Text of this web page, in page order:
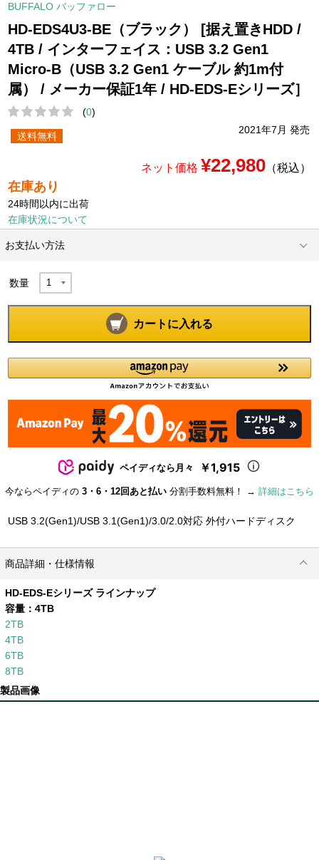
BUFFALO バッファロー
HD-EDS4U3-BE（ブラック） [据え置きHDD /
4TB / インターフェイス：USB 3.2 Gen1
Micro-B（USB 3.2 Gen1 ケーブル 約1m付
属） / メーカー保証1年 / HD-EDS-Eシリーズ］
(0)
2021年7月 発売
送料無料
ネット価格 ¥22,980（税込）
在庫あり
24時間以内に出荷
在庫状況について
お支払い方法
数量
カートに入れる
ペイディなら月々 ￥1,915
今ならペイディの 3・6・12回あと払い 分割手数料無料！ → 詳細はこちら
USB 3.2(Gen1)/USB 3.1(Gen1)/3.0/2.0対応 外付ハードディスク
商品詳細・仕様情報
HD-EDS-Eシリーズ ラインナップ
容量：4TB
2TB
4TB
6TB
8TB
製品画像